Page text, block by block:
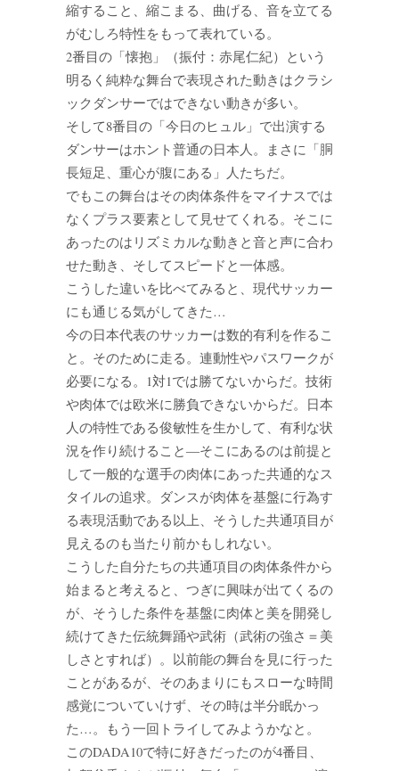
縮すること、縮こまる、曲げる、音を立てる
がむしろ特性をもって表れている。
2番目の「懐抱」（振付：赤尾仁紀）という
明るく純粋な舞台で表現された動きはクラシ
ックダンサーではできない動きが多い。
そして8番目の「今日のヒュル」で出演する
ダンサーはホント普通の日本人。まさに「胴
長短足、重心が腹にある」人たちだ。
でもこの舞台はその肉体条件をマイナスでは
なくプラス要素として見せてくれる。そこに
あったのはリズミカルな動きと音と声に合わ
せた動き、そしてスピードと一体感。
こうした違いを比べてみると、現代サッカー
にも通じる気がしてきた…
今の日本代表のサッカーは数的有利を作るこ
と。そのために走る。連動性やパスワークが
必要になる。1対1では勝てないからだ。技術
や肉体では欧米に勝負できないからだ。日本
人の特性である俊敏性を生かして、有利な状
況を作り続けること―そこにあるのは前提と
して一般的な選手の肉体にあった共通的なス
タイルの追求。ダンスが肉体を基盤に行為す
る表現活動である以上、そうした共通項目が
見えるのも当たり前かもしれない。
こうした自分たちの共通項目の肉体条件から
始まると考えると、つぎに興味が出てくるの
が、そうした条件を基盤に肉体と美を開発し
続けてきた伝統舞踊や武術（武術の強さ＝美
しさとすれば）。以前能の舞台を見に行った
ことがあるが、そのあまりにもスローな時間
感覚についていけず、その時は半分眠かっ
た…。もう一回トライしてみようかなと。
このDADA10で特に好きだったのが4番目、